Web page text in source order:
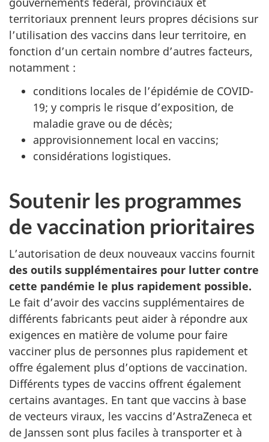
territoriaux prennent leurs propres décisions sur
l’utilisation des vaccins dans leur territoire, en
fonction d’un certain nombre d’autres facteurs,
notamment :
conditions locales de l’épidémie de COVID-
19; y compris le risque d’exposition, de
maladie grave ou de décès;
approvisionnement local en vaccins;
considérations logistiques.
Soutenir les programmes
de vaccination prioritaires
L’autorisation de deux nouveaux vaccins fournit
des outils supplémentaires pour lutter contre
cette pandémie le plus rapidement possible.
Le fait d’avoir des vaccins supplémentaires de
différents fabricants peut aider à répondre aux
exigences en matière de volume pour faire
vacciner plus de personnes plus rapidement et
offre également plus d’options de vaccination.
Différents types de vaccins offrent également
certains avantages. En tant que vaccins à base
de vecteurs viraux, les vaccins d’AstraZeneca et
de Janssen sont plus faciles à transporter et à